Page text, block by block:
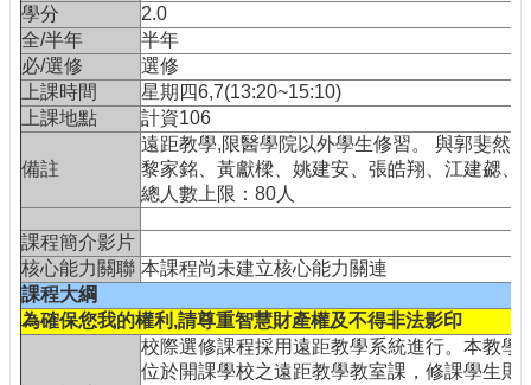
網
站
導
覽
最
新
息
服
務
介
紹
學分
2.0
全/半年
半年
必/選修
選修
上課時間
星期四6,7(13:20~15:10)
上課地點
計資106
備註
遠距教學,限醫學院以外學生修習。 與郭斐然
黎家銘、黃獻樑、姚建安、張皓翔、江建勰、
總人數上限：80人
課程簡介影片
核心能力關聯 本課程尚未建立核心能力關連
課程大綱
為確保您我的權利,請尊重智慧財產權及不得非法影印
校際選修課程採用遠距教學系統進行。本教
位於開課學校之遠距教學教室課，修課學生